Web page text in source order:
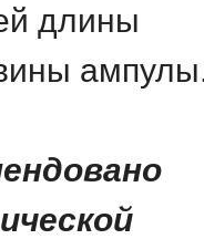
длины